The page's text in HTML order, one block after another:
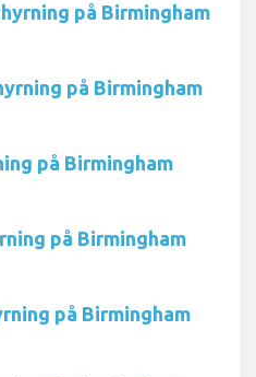
på Birmingham
på Birmingham
på Birmingham
på Birmingham
på Birmingham